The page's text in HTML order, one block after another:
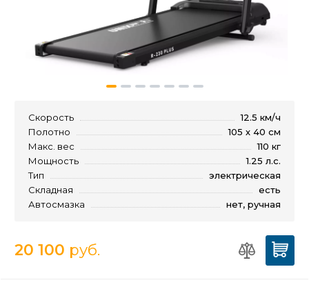
Скорость
12.5 км/ч
Полотно
105 х 40 см
Макс. вес
110 кг
Мощность
1.25 л.с.
Тип
электрическая
Складная
есть
Автосмазка
нет, ручная
20 100 руб.